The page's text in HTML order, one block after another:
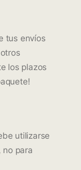
tus envíos
los plazos
utilizarse
no para